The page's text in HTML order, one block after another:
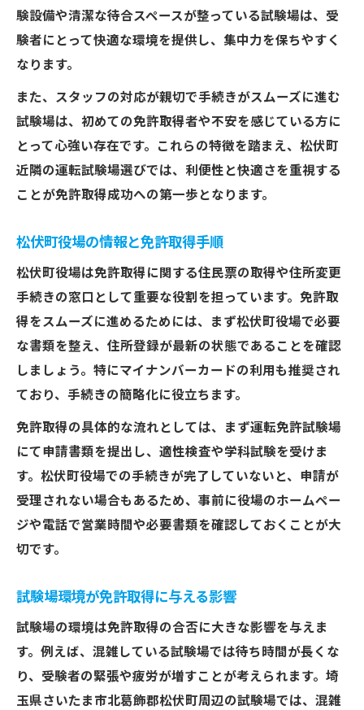
松伏町ならではの申請ポイントを徹底解説
松伏町まちづくり整備課での申請ポイント
紹介
免許取得と松伏町役場マイナンバーカード
の関係
初めての免許取得で押さえておきたい実務知識
初めての免許取得に役立つ松伏町役場情報
免許取得のための住民票や住所変更手続き
松伏町役場の電話番号と免許取得相談方法
免許取得に必要な実務知識をわかりやすく
解説
松伏町での免許取得に強いまちづくり整備
課情報
必要書類や受付時間のチェックリスト
松伏町役場の受付時間を事前に確認する方
松伏町役場ホームページの情報活用術
験設備や清潔な待合スペースが整っている試験場は、受
験者にとって快適な環境を提供し、集中力を保ちやすく
なります。
また、スタッフの対応が親切で手続きがスムーズに進む
試験場は、初めての免許取得者や不安を感じている方に
とって心強い存在です。これらの特徴を踏まえ、松伏町
近隣の運転試験場選びでは、利便性と快適さを重視する
ことが免許取得成功への第一歩となります。
松伏町役場の情報と免許取得手順
松伏町役場は免許取得に関する住民票の取得や住所変更
手続きの窓口として重要な役割を担っています。免許取
得をスムーズに進めるためには、まず松伏町役場で必要
な書類を整え、住所登録が最新の状態であることを確認
しましょう。特にマイナンバーカードの利用も推奨され
ており、手続きの簡略化に役立ちます。
免許取得の具体的な流れとしては、まず運転免許試験場
にて申請書類を提出し、適性検査や学科試験を受けま
す。松伏町役場での手続きが完了していないと、申請が
受理されない場合もあるため、事前に役場のホームペー
ジや電話で営業時間や必要書類を確認しておくことが大
切です。
試験場環境が免許取得に与える影響
試験場の環境は免許取得の合否に大きな影響を与えま
す。例えば、混雑している試験場では待ち時間が長くな
り、受験者の緊張や疲労が増すことが考えられます。埼
玉県さいたま市北葛飾郡松伏町周辺の試験場では、混雑